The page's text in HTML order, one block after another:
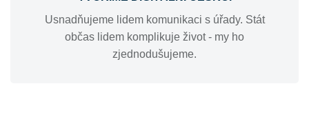
Usnadňujeme lidem komunikaci s úřady. Stát
občas lidem komplikuje život - my ho
zjednodušujeme.